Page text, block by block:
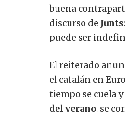
buena
discurso de Junts:
puede ser
El reiterado
el catalán en
tiempo se cuela
del verano, se